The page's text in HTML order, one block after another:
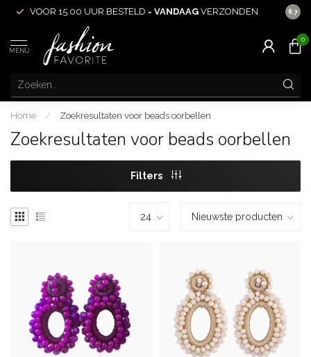
VOOR 15.00 UUR BESTELD = VANDAAG VERZONDEN 8.7
MENU
0
Home / Zoekresultaten voor beads oorbellen
Zoekresultaten voor beads oorbellen
Filters